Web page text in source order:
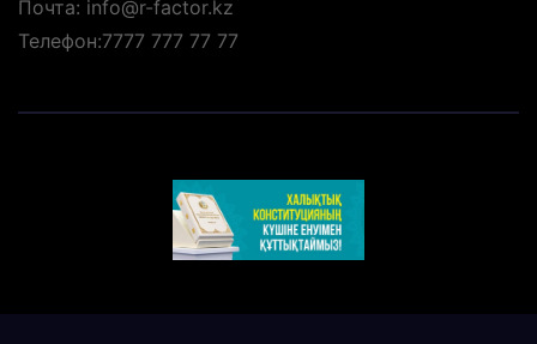
Почта: info@r-factor.kz
Телефон:7777 777 77 77